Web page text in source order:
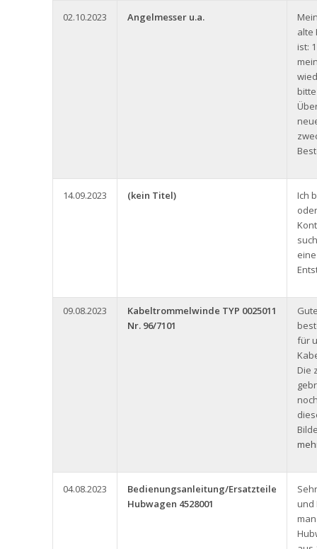
02.10.2023 Angelmesser u.a.
alte
ist:
14.09.2023 (kein Titel)
Ich
09.08.2023
Kabeltrommelwinde TYP 0025011
Nr. 96/7101
für
Die
04.08.2023
Bedienungsanleitung/Ersatzteile
Hubwagen 4528001
und